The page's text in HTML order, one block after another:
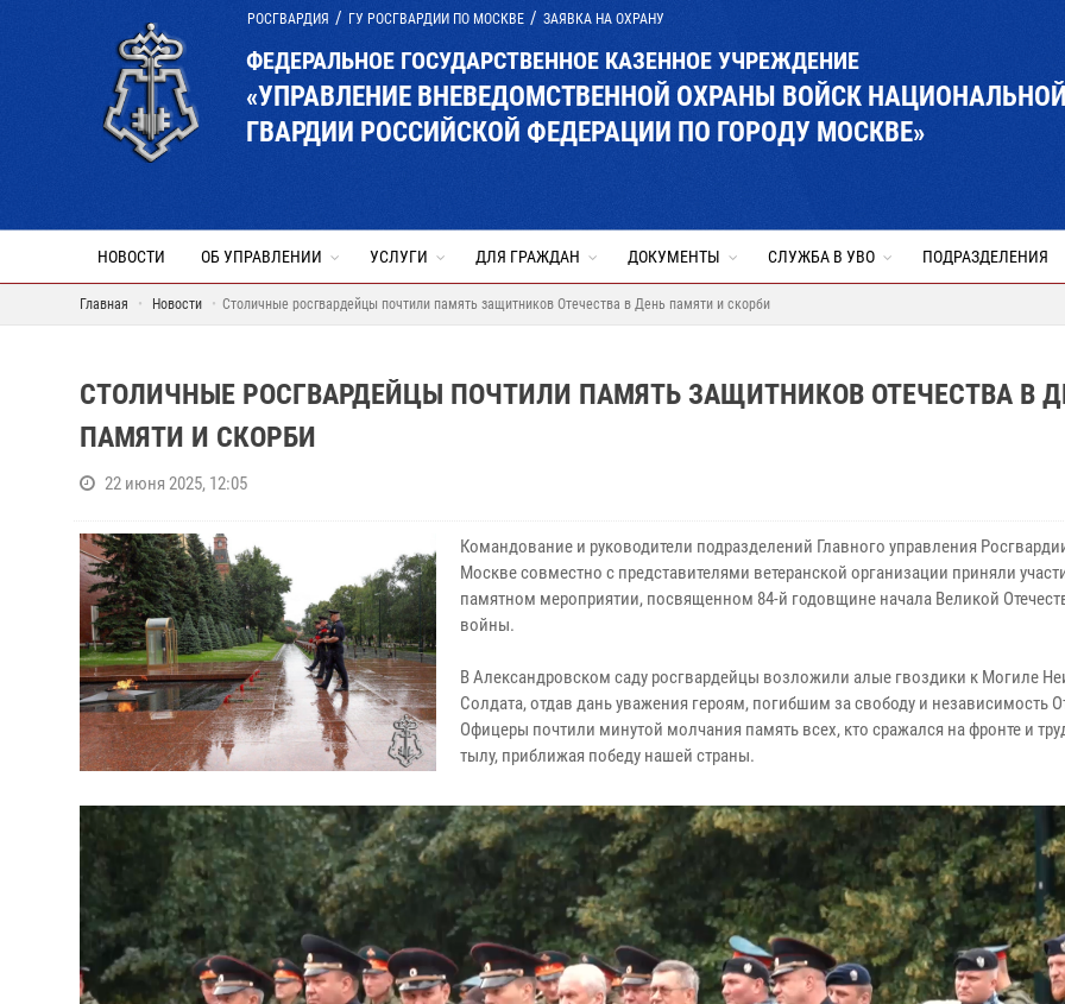
РОСГВАРДИЯ ГУ РОСГВАРДИИ ПО МОСКВЕ ЗАЯВКА НА ОХРАНУ
ФЕДЕРАЛЬНОЕ ГОСУДАРСТВЕННОЕ КАЗЕННОЕ УЧРЕЖДЕНИЕ
«УПРАВЛЕНИЕ ВНЕВЕДОМСТВЕННОЙ ОХРАНЫ ВОЙСК НАЦИОНАЛЬНОЙ
ГВАРДИИ РОССИЙСКОЙ ФЕДЕРАЦИИ ПО ГОРОДУ МОСКВЕ»
НОВОСТИ ОБ УПРАВЛЕНИИ УСЛУГИ ДЛЯ ГРАЖДАН ДОКУМЕНТЫ СЛУЖБА В УВО ПОДРАЗДЕЛЕНИЯ
Главная Новости Столичные росгвардейцы почтили память защитников Отечества в День памяти и скорби
СТОЛИЧНЫЕ РОСГВАРДЕЙЦЫ ПОЧТИЛИ ПАМЯТЬ ЗАЩИТНИКОВ ОТЕЧЕСТВА В
ПАМЯТИ И СКОРБИ
22 июня 2025, 12:05
Командование и руководители подразделений Главного управления
Москве совместно с представителями ветеранской организации приняли
памятном мероприятии, посвященном 84-й годовщине начала Великой
войны.
В Александровском саду росгвардейцы возложили алые гвоздики к Могиле
Солдата, отдав дань уважения героям, погибшим за свободу и независимость
Офицеры почтили минутой молчания память всех, кто сражался на фронте и
тылу, приближая победу нашей страны.